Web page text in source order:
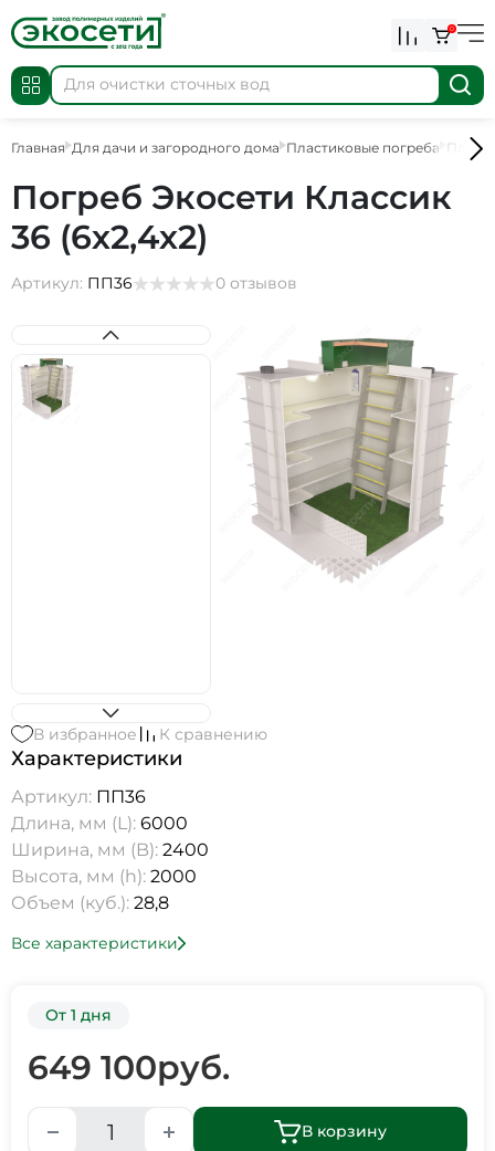
0
Главная Для дачи и загородного дома Пластиковые погреба
Погреб Экосети Классик
36 (6х2,4х2)
Артикул: ПП36 0 отзывов
В избранное К сравнению
Характеристики
Артикул: ПП36
Длина, мм (L): 6000
Ширина, мм (B): 2400
Высота, мм (h): 2000
Объем (куб.): 28,8
Все характеристики
От 1 дня
649 100руб.
В корзину